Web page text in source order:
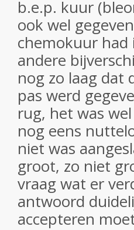
b.e.p. kuur
ook wel
chemokuur had
andere
nog zo laag dat
pas werd
rug, het was
nog eens
niet was
groot, zo niet
vraag wat er
antwoord
accepteren